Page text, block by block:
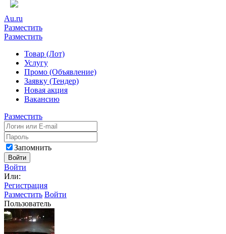
Au.ru
Разместить
Разместить
Товар (Лот)
Услугу
Промо (Объявление)
Заявку (Тендер)
Новая акция
Вакансию
Разместить
Запомнить
Войти
Войти
Или:
Регистрация
Разместить Войти
Пользователь